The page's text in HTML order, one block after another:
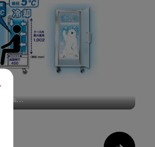
: les « frigos à humains »
les...